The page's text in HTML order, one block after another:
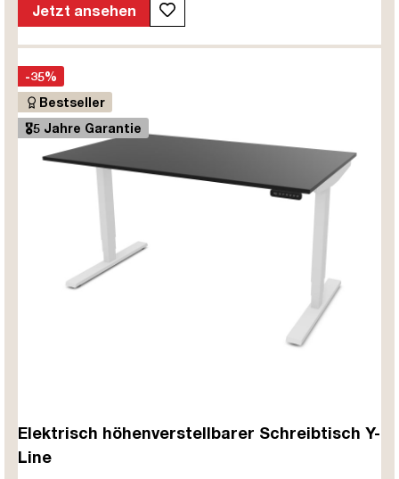
Jetzt ansehen
-35%
Bestseller
🎖️5 Jahre Garantie
Elektrisch höhenverstellbarer Schreibtisch Y-
Line